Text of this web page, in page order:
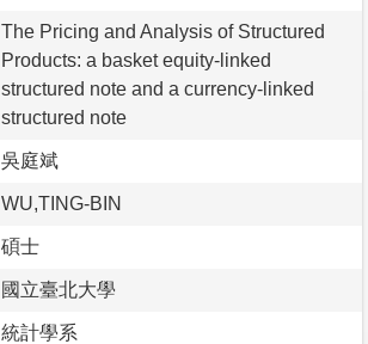
The Pricing and Analysis of Structured
Products: a basket equity-linked
structured note and a currency-linked
structured note
吳庭斌
WU,TING-BIN
碩士
國立臺北大學
統計學系